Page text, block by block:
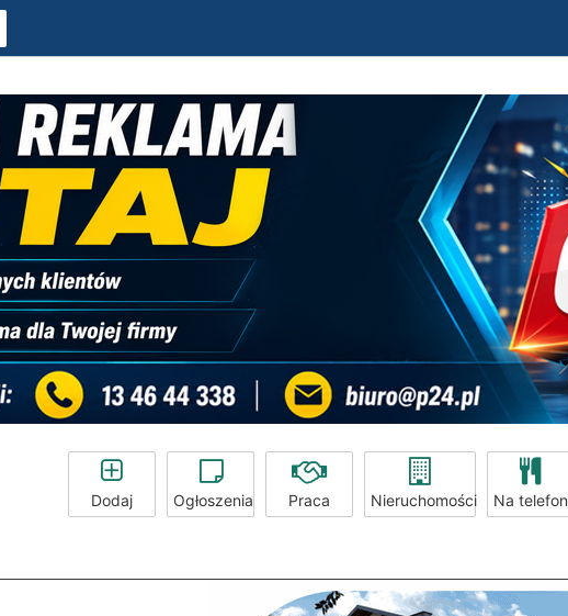
Dodaj Ogłoszenia Praca Nieruchomości Na telefon